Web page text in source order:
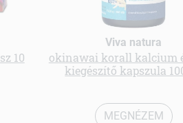
10
Viva natura
okinawai korall kalcium
kiegészítő kapszula
MEGNÉZEM